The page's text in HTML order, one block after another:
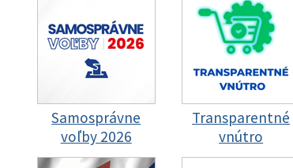
Samosprávne
voľby 2026
Transparentné
vnútro